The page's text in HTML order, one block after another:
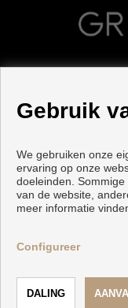
Gebruik
We gebruiken onze
ervaring op onze
doeleinden.
van de website,
meer informatie
Configureer